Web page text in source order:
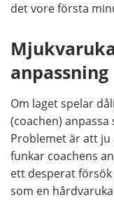
det vore första
anpassning
Om laget spelar
(coachen)
Problemet är att
funkar coachens
ett desperat
som en